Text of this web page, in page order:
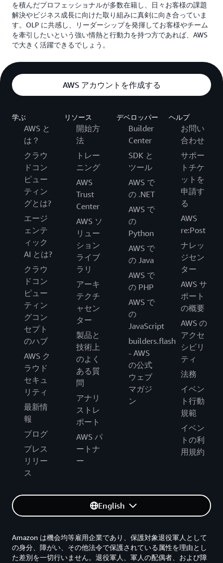
を積んだプロフェッショナルが多数在籍し、日々お客様の課題
解決やビジネス成長に向けた取り組みに真剣に向き合っていま
す。OLP に共感し、リーダーシップを発揮してお客様やチーム
を牽引したいという強い情熱と行動力を持つ方であれば、AWS
で大きく活躍できるでしょう。
AWS アカウントを作成する
学ぶ
AWS と
は？
クラウ
ドコン
ピュー
ティン
グとは?
エージ
ェンテ
ィック
AI とは?
クラウ
ドコン
ピュー
ティン
グコン
セプト
のハブ
AWS ク
ラウド
セキュ
リティ
最新情
報
ブログ
プレス
リリー
ス
リソース
開始方
法
トレー
ニング
AWS
Trust
Center
AWS ソ
リュー
ション
ライブ
ラリ
アーキ
テクチ
ャセン
ター
製品と
技術上
のよく
ある質
問
アナリ
ストレ
ポート
AWS パ
ートナ
ー
デベロッパー
Builder
Center
SDK と
ツール
AWS で
の .NET
AWS で
の
Python
AWS で
の Java
AWS で
の PHP
AWS で
の
JavaScript
builders.flash
- AWS
の公式
ウェブ
マガジ
ン
ヘルプ
お問い
合わせ
サポー
トチケ
ットを
申請す
る
AWS
re:Post
ナレッ
ジセン
ター
AWS サ
ポート
の概要
AWS の
アクセ
シビリ
ティ
法務
イベン
ト行動
規範
イベン
トの利
用規約
English
Amazon は機会均等雇用企業であり、保護対象退役軍人として
の身分、障がい、その他法令で保護されている属性を理由とし
た差別を一切行いません。退役軍人、軍人の配偶者、および障